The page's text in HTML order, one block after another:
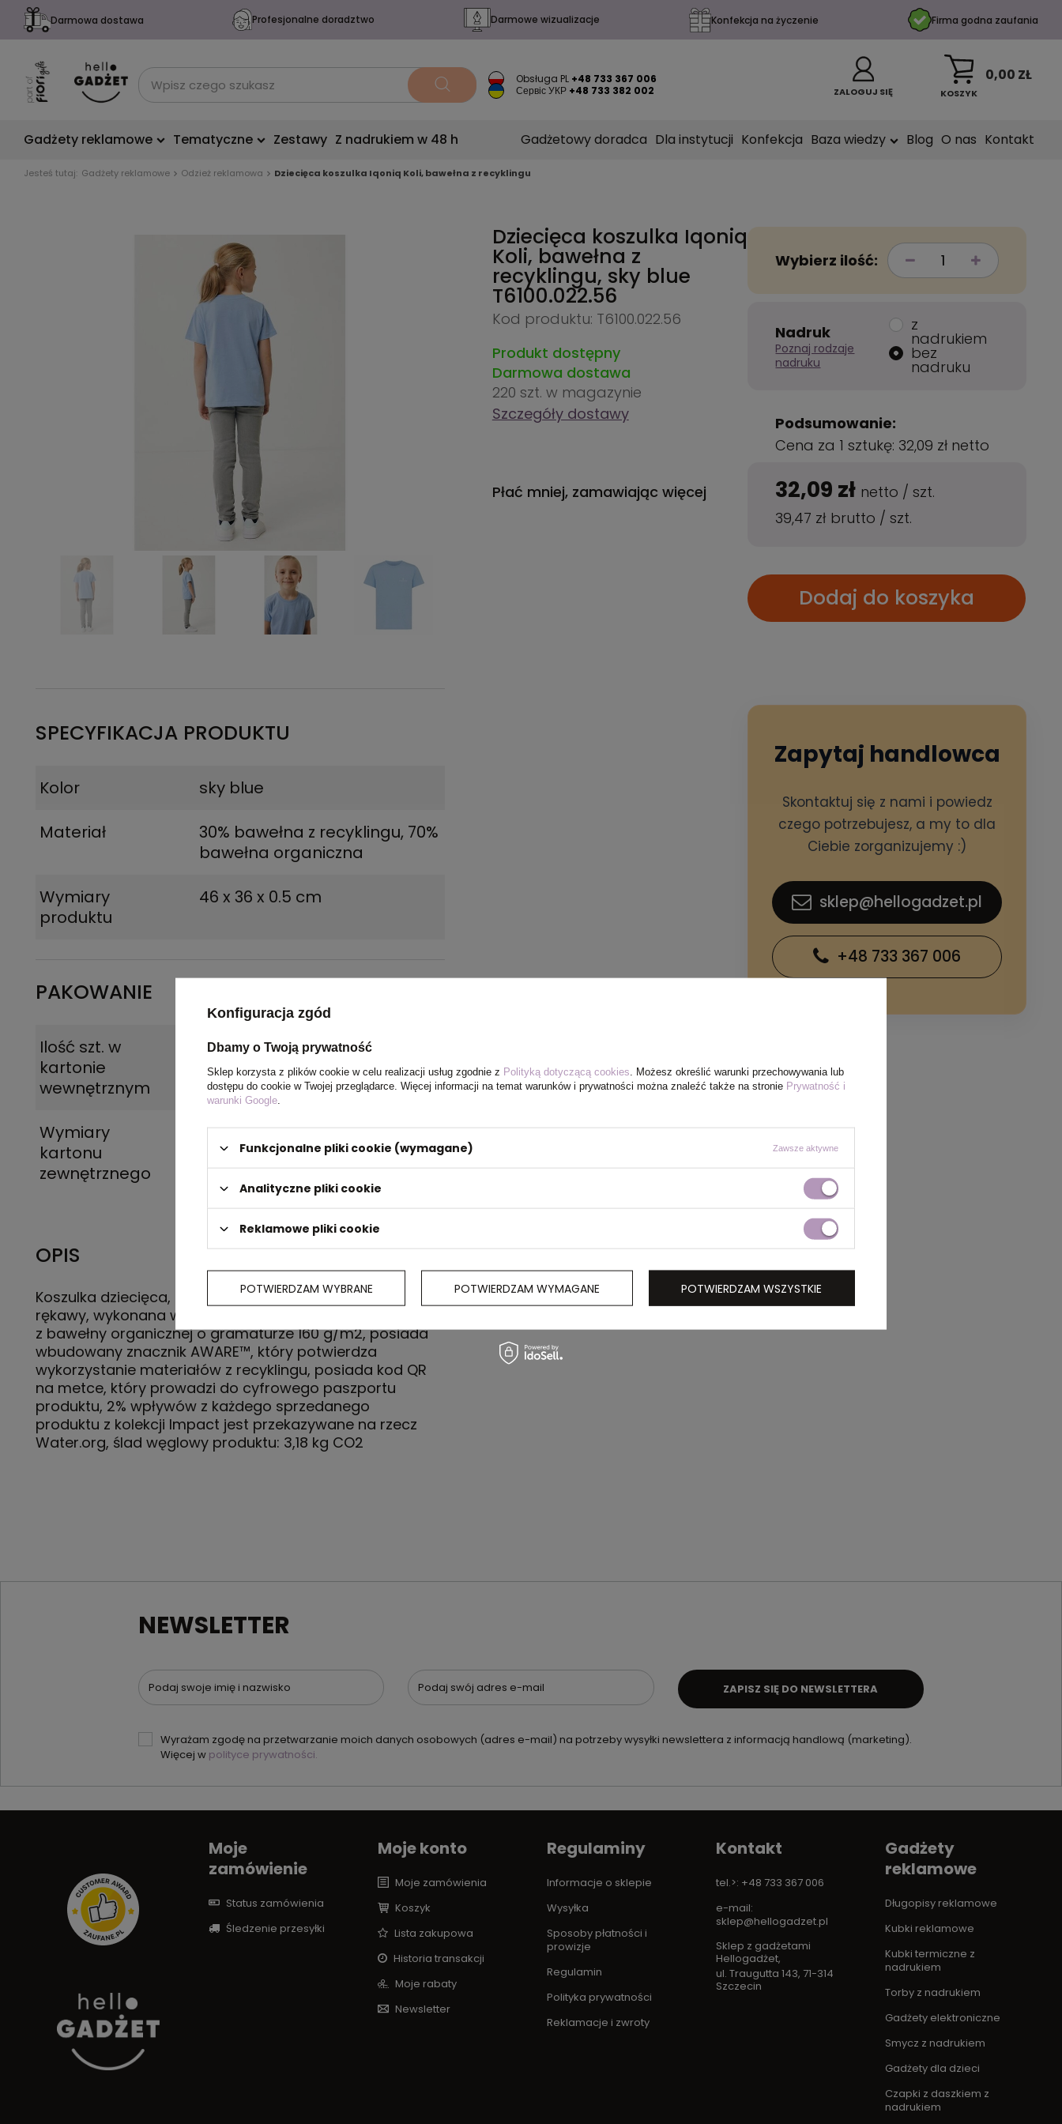
Darmowa dostawa Profesjonalne doradztwo Darmowe wizualizacje Konfekcja na życzenie Firma godna zaufania
Obsługa PL +48 733 367 006
Сервіс УКР +48 733 382 002 ZALOGUJ SIĘ KOSZYK
0,00 ZŁ
Gadżety reklamowe Tematyczne Zestawy Z nadrukiem w 48 h Gadżetowy doradca Dla instytucji Konfekcja Baza wiedzy Blog O nas Kontakt
Jesteś tutaj: Gadżety reklamowe Odzież reklamowa Dziecięca koszulka Iqoniq Koli, bawełna z recyklingu
SPECYFIKACJA PRODUKTU
Kolor
sky blue
Materiał
30% bawełna z recyklingu, 70%
bawełna organiczna
Wymiary
produktu
46 x 36 x 0.5 cm
PAKOWANIE
Ilość szt. w
kartonie
wewnętrznym
5
Wymiary
kartonu
zewnętrznego
60 x 40 x 20 cm
OPIS
Koszulka dziecięca, regularny krój, okrągły dekolt, krótkie
rękawy, wykonana w 30% z bawełny z recyklingu i w 70%
z bawełny organicznej o gramaturze 160 g/m2, posiada
wbudowany znacznik AWARE™, który potwierdza
wykorzystanie materiałów z recyklingu, posiada kod QR
na metce, który prowadzi do cyfrowego paszportu
produktu, 2% wpływów z każdego sprzedanego
produktu z kolekcji Impact jest przekazywane na rzecz
Water.org, ślad węglowy produktu: 3,18 kg CO2
Dziecięca koszulka Iqoniq
Koli, bawełna z
recyklingu, sky blue
T6100.022.56
Kod produktu: T6100.022.56
Produkt dostępny
Darmowa dostawa
220 szt. w magazynie
Szczegóły dostawy
Płać mniej, zamawiając więcej
Wybierz ilość:
Nadruk
Poznaj rodzaje
nadruku
z
nadrukiem
bez
nadruku
Podsumowanie:
Cena za 1 sztukę: 32,09 zł netto
32,09 zł netto /szt.
39,47 zł brutto /szt.
Dodaj do koszyka
Zapytaj handlowca
Skontaktuj się z nami i powiedz
czego potrzebujesz, a my to dla
Ciebie zorganizujemy :)
sklep@hellogadzet.pl
+48 733 367 006
NEWSLETTER
Podaj swoje imię i nazwisko Podaj swój adres e-mail
Wyrażam zgodę na przetwarzanie moich danych osobowych (adres e-mail) na potrzeby wysyłki newslettera z informacją handlową (marketing).
Więcej w polityce prywatności.
ZAPISZ SIĘ DO NEWSLETTERA
Moje
zamówienie
Status zamówienia
Śledzenie przesyłki
Moje konto
Moje zamówienia
Koszyk
Lista zakupowa
Historia transakcji
Moje rabaty
Newsletter
Regulaminy
Informacje o sklepie
Wysyłka
Sposoby płatności i
prowizje
Regulamin
Polityka prywatności
Reklamacje i zwroty
Kontakt
tel.>: +48 733 367 006
e-mail:
sklep@hellogadzet.pl
Sklep z gadżetami
Hellogadżet,
ul. Traugutta 143, 71-314
Szczecin
Gadżety
reklamowe
Długopisy reklamowe
Kubki reklamowe
Kubki termiczne z
nadrukiem
Torby z nadrukiem
Gadżety elektroniczne
Smycz z nadrukiem
Gadżety dla dzieci
Czapki z daszkiem z
nadrukiem
Konfiguracja zgód
Dbamy o Twoją prywatność
Sklep korzysta z plików cookie w celu realizacji usług zgodnie z Polityką dotyczącą cookies . Możesz określić warunki przechowywania lub
dostępu do cookie w Twojej przeglądarce. Więcej informacji na temat warunków i prywatności można znaleźć także na stronie Prywatność i
warunki Google
Funkcjonalne pliki cookie (wymagane) Zawsze aktywne
Analityczne pliki cookie
Reklamowe pliki cookie
POTWIERDZAM WYBRANE POTWIERDZAM WYMAGANE POTWIERDZAM WSZYSTKIE